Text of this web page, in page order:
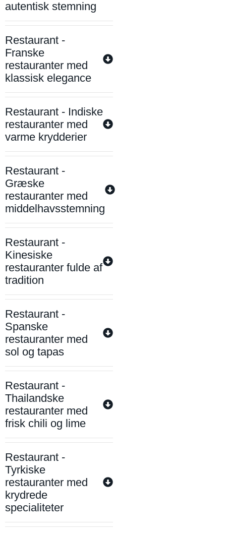
autentisk stemning
Restaurant -
Franske
restauranter med
klassisk elegance
Restaurant - Indiske
restauranter med
varme krydderier
Restaurant -
Græske
restauranter med
middelhavsstemning
Restaurant -
Kinesiske
restauranter fulde af
tradition
Restaurant -
Spanske
restauranter med
sol og tapas
Restaurant -
Thailandske
restauranter med
frisk chili og lime
Restaurant -
Tyrkiske
restauranter med
krydrede
specialiteter